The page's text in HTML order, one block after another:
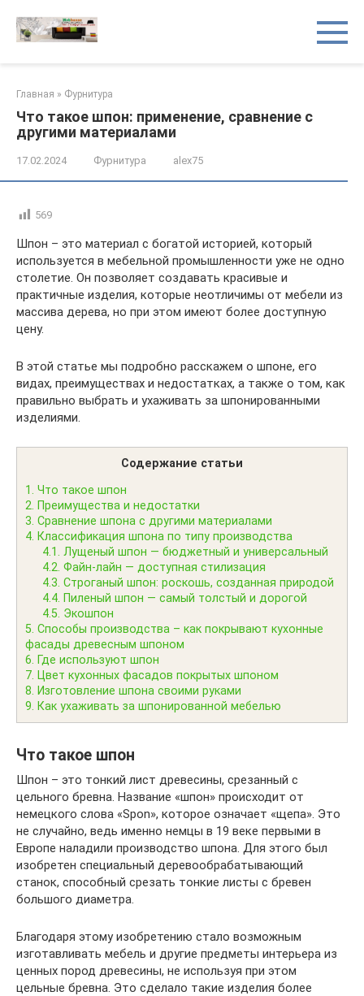
контенту
Главная » Фурнитура
Что такое шпон: применение, сравнение с
другими материалами
17.02.2024 Фурнитура alex75
569
Шпон – это материал с богатой историей, который
используется в мебельной промышленности уже не одно
столетие. Он позволяет создавать красивые и
практичные изделия, которые неотличимы от мебели из
массива дерева, но при этом имеют более доступную
цену.
В этой статье мы подробно расскажем о шпоне, его
видах, преимуществах и недостатках, а также о том, как
правильно выбрать и ухаживать за шпонированными
изделиями.
Содержание статьи
1.
Что такое шпон
2.
Преимущества и недостатки
3. Сравнение шпона с другими материалами
4. Классификация шпона по типу производства
4.1.
Лущеный шпон — бюджетный и универсальный
4.2. Файн-лайн — доступная стилизация
4.3. Строганый шпон: роскошь, созданная природой
4.4. Пиленый шпон — самый толстый и дорогой
4.5. Экошпон
5. Способы производства – как покрывают кухонные
фасады древесным шпоном
6.
Где используют шпон
7. Цвет кухонных фасадов покрытых шпоном
8.
Изготовление шпона своими руками
9.
Как ухаживать за шпонированной мебелью
Что такое шпон
Шпон – это тонкий лист древесины, срезанный с
цельного бревна. Название «шпон» происходит от
немецкого слова «Spon», которое означает «щепа». Это
не случайно, ведь именно немцы в 19 веке первыми в
Европе наладили производство шпона. Для этого был
изобретен специальный деревообрабатывающий
станок, способный срезать тонкие листы с бревен
большого диаметра.
Благодаря этому изобретению стало возможным
изготавливать мебель и другие предметы интерьера из
ценных пород древесины, не используя при этом
цельные бревна. Это сделало такие изделия более